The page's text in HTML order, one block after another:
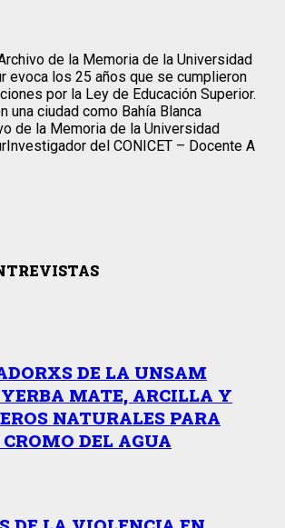
de la Memoria de la Universidad
evoca los 25 años que se cumplieron
por la Ley de Educación Superior.
una ciudad como Bahía Blanca
de la Memoria de la Universidad
del CONICET – Docente A
DE LA UNSAM
MATE, ARCILLA Y
NATURALES PARA
DEL AGUA